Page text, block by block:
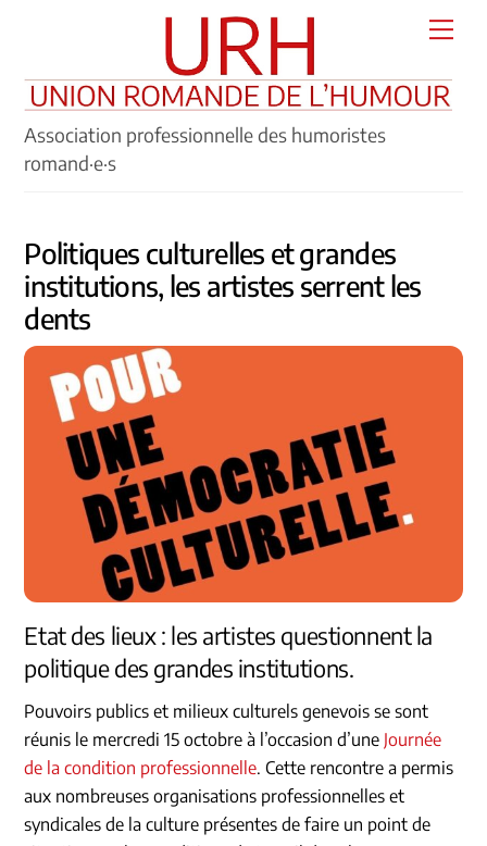
Association professionnelle des humoristes
romand·e·s
Politiques culturelles et grandes
institutions, les artistes serrent les
dents
Etat des lieux : les artistes questionnent la
politique des grandes institutions.
Pouvoirs publics et milieux culturels genevois se sont
réunis le mercredi 15 octobre à l’occasion d’une Journée
de la condition professionnelle. Cette rencontre a permis
aux nombreuses organisations professionnelles et
syndicales de la culture présentes de faire un point de